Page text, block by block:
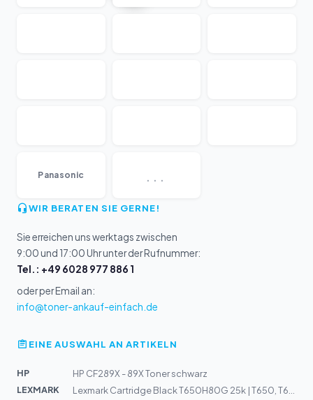
Panasonic ...
WIR BERATEN SIE GERNE!
Sie erreichen uns werktags zwischen
9:00 und 17:00 Uhr unter der Rufnummer:
Tel.: +49 6028 977 886 1
oder per Email an:
info@toner-ankauf-einfach.de
EINE AUSWAHL AN ARTIKELN
HP
HP CF289X - 89X Toner schwarz
LEXMARK